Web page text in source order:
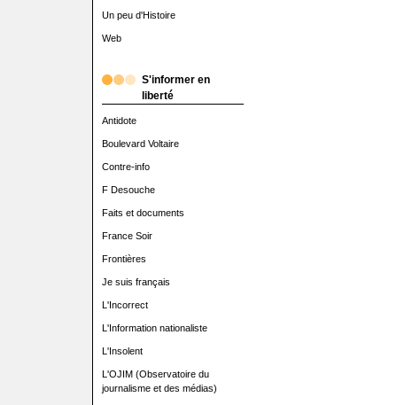
Un peu d'Histoire
Web
S'informer en
liberté
Antidote
Boulevard Voltaire
Contre-info
F Desouche
Faits et documents
France Soir
Frontières
Je suis français
L'Incorrect
L'Information nationaliste
L'Insolent
L'OJIM (Observatoire du
journalisme et des médias)